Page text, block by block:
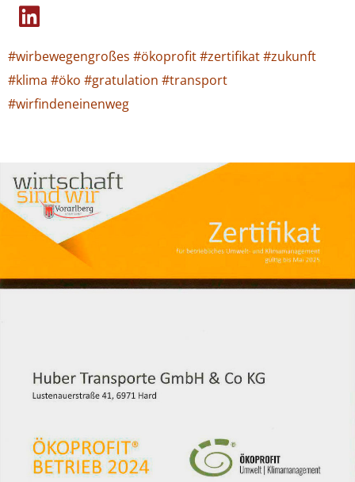
Instagram Huber Transporte
#wirbewegengroßes #ökoprofit #zertifikat #zukunft
#klima #öko #gratulation #transport
#wirfindeneinenweg